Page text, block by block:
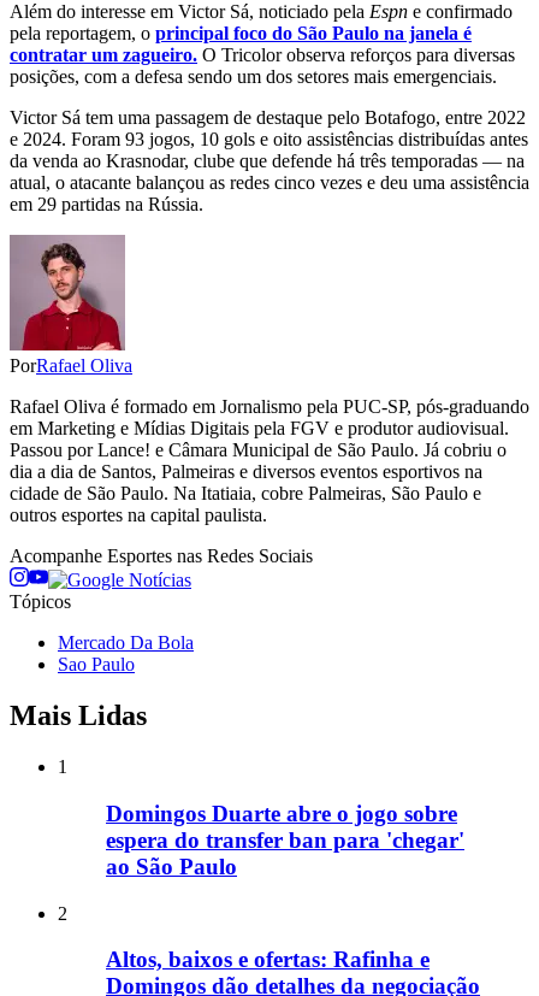
Além do interesse em Victor Sá, noticiado pela Espn e confirmado
pela reportagem, o principal foco do São Paulo na janela é
contratar um zagueiro. O Tricolor observa reforços para diversas
posições, com a defesa sendo um dos setores mais emergenciais.
Victor Sá tem uma passagem de destaque pelo Botafogo, entre 2022
e 2024. Foram 93 jogos, 10 gols e oito assistências distribuídas antes
da venda ao Krasnodar, clube que defende há três temporadas — na
atual, o atacante balançou as redes cinco vezes e deu uma assistência
em 29 partidas na Rússia.
PorRafael Oliva
Rafael Oliva é formado em Jornalismo pela PUC-SP, pós-graduando
em Marketing e Mídias Digitais pela FGV e produtor audiovisual.
Passou por Lance! e Câmara Municipal de São Paulo. Já cobriu o
dia a dia de Santos, Palmeiras e diversos eventos esportivos na
cidade de São Paulo. Na Itatiaia, cobre Palmeiras, São Paulo e
outros esportes na capital paulista.
Acompanhe Esportes nas Redes Sociais
Tópicos
Mercado Da Bola
Sao Paulo
Mais Lidas
1
Domingos Duarte abre o jogo sobre
espera do transfer ban para 'chegar'
ao São Paulo
2
Altos, baixos e ofertas: Rafinha e
Domingos dão detalhes da negociação